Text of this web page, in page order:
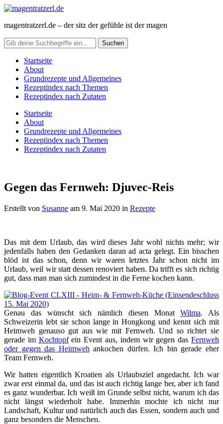
magentratzerl.de – der sitz der gefühle ist der magen
Startseite
About
Grundrezepte und Allgemeines
Rezeptindex nach Themen
Rezeptindex nach Zutaten
Startseite
About
Grundrezepte und Allgemeines
Rezeptindex nach Themen
Rezeptindex nach Zutaten
Gegen das Fernweh: Djuvec-Reis
Erstellt von Susanne am 9. Mai 2020 in Rezepte
Das mit dem Urlaub, das wird dieses Jahr wohl nichts mehr; wir
jedenfalls haben den Gedanken daran ad acta gelegt. Ein bisschen
blöd ist das schon, denn wir waren letztes Jahr schon nicht im
Urlaub, weil wir statt dessen renoviert haben. Da trifft es sich richtig
gut, dass man man sich zumindest in die Ferne kochen kann.
Genau das wünscht sich nämlich diesen MonatWilma. Als
Schweizerin lebt sie schon lange in Hongkong und kennt sich mit
Heimweh genauso gut aus wie mit Fernweh. Und so richtet sie
gerade im Kochtopfein Event aus, indem wir gegen dasFernweh
oder gegen das Heimweh ankochen dürfen. Ich bin gerade eher
Team Fernweh.
Wir hatten eigentlich Kroatien als Urlaubsziel angedacht. Ich war
zwar erst einmal da, und das ist auch richtig lange her, aber ich fand
es ganz wunderbar. Ich weiß im Grunde selbst nicht, warum ich das
nicht längst wiederholt habe. Immerhin mochte ich nicht nur
Landschaft, Kultur und natürlich auch das Essen, sondern auch und
ganz besonders die Menschen.